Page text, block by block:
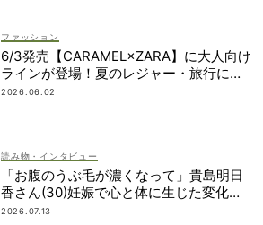
ファッション
6/3発売【CARAMEL×ZARA】に大人向け
ラインが登場！夏のレジャー・旅行にも
おすすめ
2026.06.02
読み物・インタビュー
「お腹のうぶ毛が濃くなって」貴島明日
香さん(30)妊娠で心と体に生じた変化も
「愛しいです」
2026.07.13